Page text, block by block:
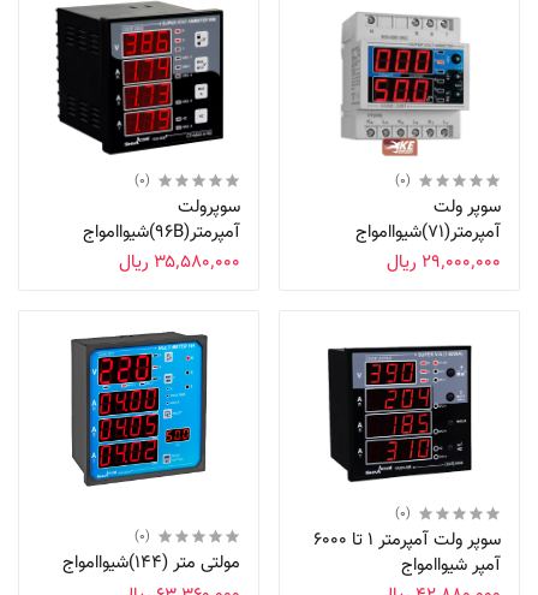
(0)
سوپر ولت
آمپرمتر(71)شیواامواج
‎ ۲۹٬۰۰۰٬۰۰۰ریال
(0)
سوپرولت
آمپرمتر(96B)شیواامواج
‎ ۳۵٬۵۸۰٬۰۰۰ریال
(0)
سوپر ولت آمپرمتر 1 تا 6000
آمپر شیواامواج
(0)
مولتی متر (144)شیواامواج